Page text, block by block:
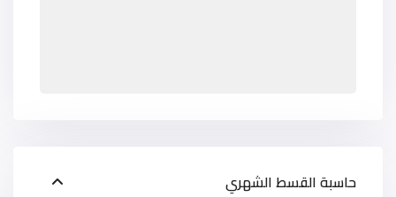
حاسبة القسط الشهري